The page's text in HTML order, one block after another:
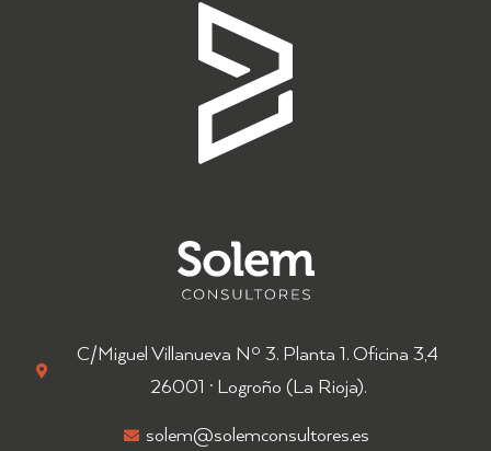
C/Miguel Villanueva Nº 3. Planta 1. Oficina 3,4
26001 · Logroño (La Rioja).​
solem@solemconsultores.es